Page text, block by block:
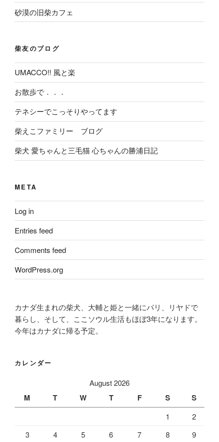
砂漠の旧柴カフェ
柴友のブログ
UMACCO!! 風と楽
お散歩で．．．
テネシーでこっそりやってます
柴えこファミリー ブログ
柴犬 愛ちゃんと三毛猫 心ちゃんの勝浦日記
META
Log in
Entries feed
Comments feed
WordPress.org
カナダ生まれの柴犬、大輔と姫と一緒にパリ、リヤドで
暮らし、そして、ここソウル生活もほぼ3年になります。
今年はカナダに帰る予定。
カレンダー
August 2026
M T W T F S S
1
2
3
4 5 6 7 8
9